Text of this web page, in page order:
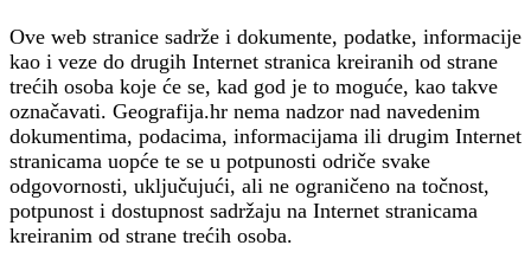
Ove web stranice sadrže i dokumente, podatke, informacije
kao i veze do drugih Internet stranica kreiranih od strane
trećih osoba koje će se, kad god je to moguće, kao takve
označavati. Geografija.hr nema nadzor nad navedenim
dokumentima, podacima, informacijama ili drugim Internet
stranicama uopće te se u potpunosti odriče svake
odgovornosti, uključujući, ali ne ograničeno na točnost,
potpunost i dostupnost sadržaju na Internet stranicama
kreiranim od strane trećih osoba.